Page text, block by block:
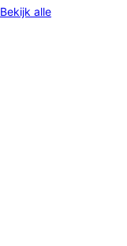
Bekijk allebeoordelingen